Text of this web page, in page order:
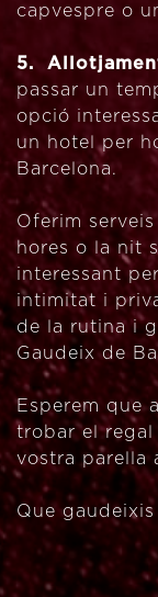
capvespre o
5.
passar un
opció
un hotel per
Barcelona.
Oferim
hores o la nit
interessant
intimitat i
de la rutina i
Gaudeix de
Esperem que
trobar el
vostra parella
Que